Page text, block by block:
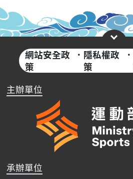
網站安全政
策
· 隱私權政
策
·
主辦單位
承辦單位